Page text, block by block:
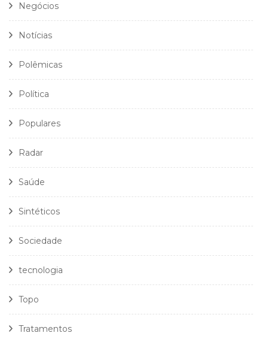
Negócios
Notícias
Polêmicas
Política
Populares
Radar
Saúde
Sintéticos
Sociedade
tecnologia
Topo
Tratamentos